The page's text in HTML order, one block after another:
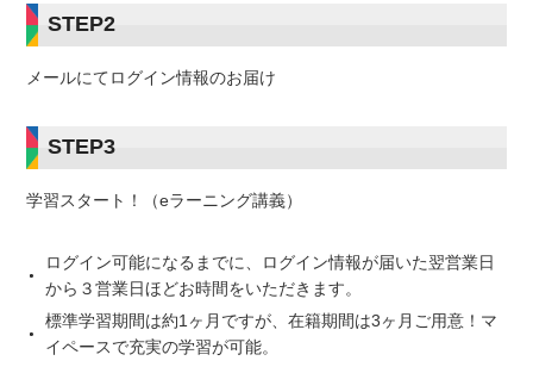
STEP2
メールにてログイン情報のお届け
STEP3
学習スタート！（eラーニング講義）
ログイン可能になるまでに、ログイン情報が届いた翌営業日
から３営業日ほどお時間をいただきます。
標準学習期間は約1ヶ月ですが、在籍期間は3ヶ月ご用意！マ
イペースで充実の学習が可能。